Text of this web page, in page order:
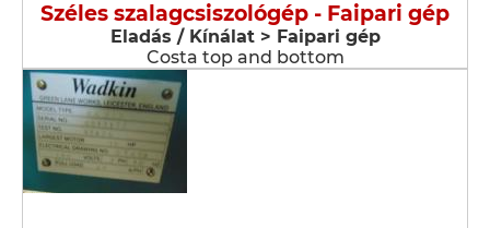
Széles szalagcsiszológép - Faipari gép
Eladás / Kínálat > Faipari gép
Costa top and bottom